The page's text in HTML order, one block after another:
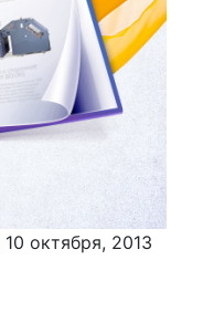
10 октября, 2013